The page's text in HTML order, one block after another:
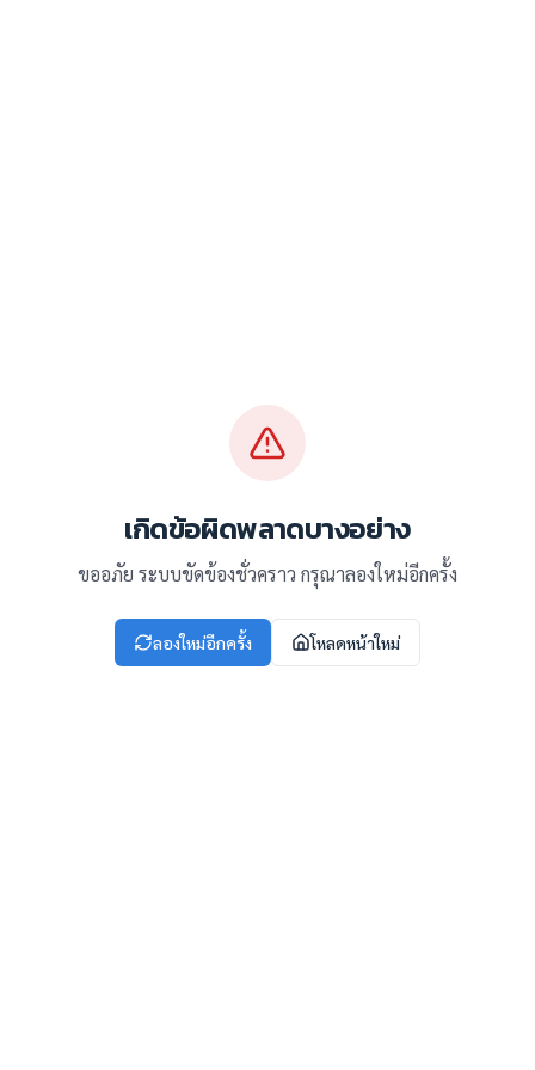
เกิดข้อผิดพลาดบางอย่าง
ขออภัย ระบบขัดข้องชั่วคราว กรุณาลองใหม่อีกครั้ง
ลองใหม่อีกครั้ง โหลดหน้าใหม่